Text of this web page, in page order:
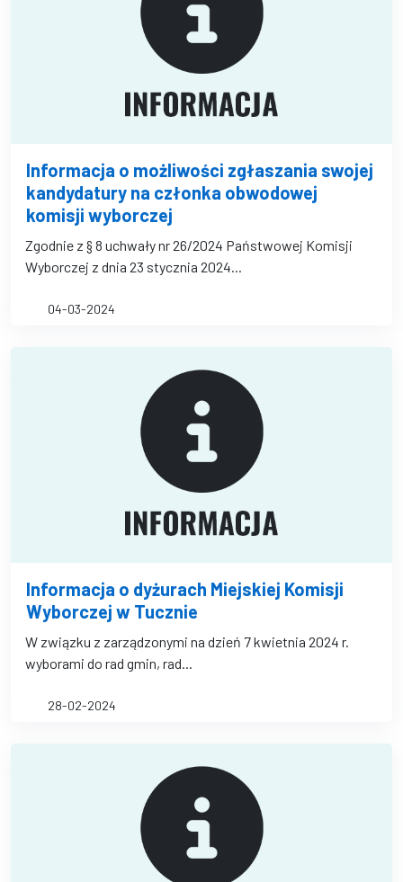
Informacja o możliwości zgłaszania swojej
kandydatury na członka obwodowej
komisji wyborczej
Zgodnie z § 8 uchwały nr 26/2024 Państwowej Komisji
Wyborczej z dnia 23 stycznia 2024...
04-03-2024
Informacja o dyżurach Miejskiej Komisji
Wyborczej w Tucznie
W związku z zarządzonymi na dzień 7 kwietnia 2024 r.
wyborami do rad gmin, rad...
28-02-2024